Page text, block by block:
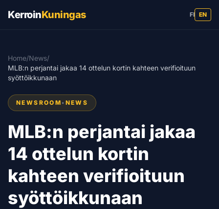
KerroinKuningas FI EN
Home/News/
MLB:n perjantai jakaa 14 ottelun kortin kahteen verifioituun
syöttöikkunaan
NEWSROOM • NEWS
MLB:n perjantai jakaa
14 ottelun kortin
kahteen verifioituun
syöttöikkunaan